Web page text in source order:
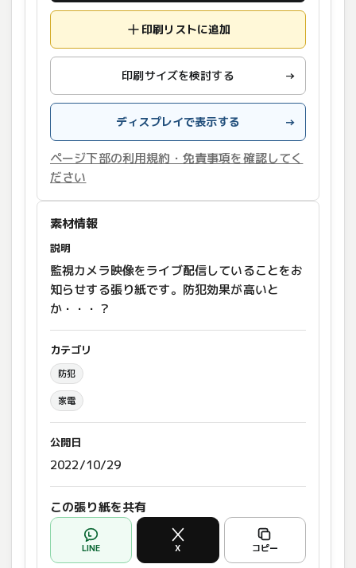
印刷リストに追加
印刷サイズを検討する →
ディスプレイで表示する →
ページ下部の利用規約・免責事項を確認してく
ださい
素材情報
説明
監視カメラ映像をライブ配信していることをお
知らせする張り紙です。防犯効果が高いと
か・・・？
カテゴリ
防犯
家電
公開日
2022/10/29
この張り紙を共有
LINE X コピー